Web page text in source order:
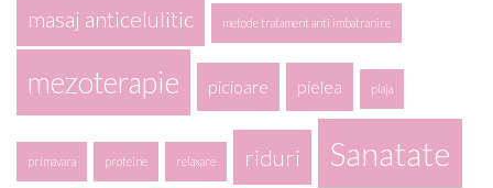
masaj anticelulitic metode tratament anti imbatranire
mezoterapie picioare pielea plaja
primavara proteine relaxare riduri Sanatate